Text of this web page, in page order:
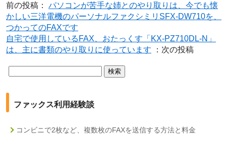
前の投稿： パソコンが苦手な姉とのやり取りは、今でも懐
かしい三洋電機のパーソナルファクシミリSFX-DW710を、
つかってのFAXです
自宅で使用しているFAX、おたっくす「KX-PZ710DL-N」
は、主に書類のやり取りに使っています ：次の投稿
ファックス利用経験談
コンビニで2枚など、複数枚のFAXを送信する方法と料金